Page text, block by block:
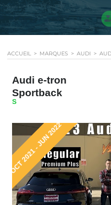
ACCUEIL > MARQUES > AUDI >
Audi e-tron
Sportback
S
OCT 2021 - JUN 2022